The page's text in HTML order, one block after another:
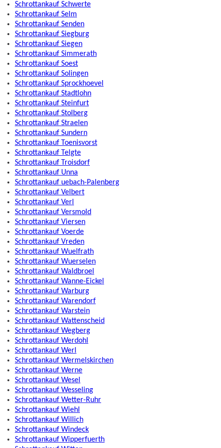
Schrottankauf Schwerte
Schrottankauf Selm
Schrottankauf Senden
Schrottankauf Siegburg
Schrottankauf Siegen
Schrottankauf Simmerath
Schrottankauf Soest
Schrottankauf Solingen
Schrottankauf Sprockhoevel
Schrottankauf Stadtlohn
Schrottankauf Steinfurt
Schrottankauf Stolberg
Schrottankauf Straelen
Schrottankauf Sundern
Schrottankauf Toenisvorst
Schrottankauf Telgte
Schrottankauf Troisdorf
Schrottankauf Unna
Schrottankauf uebach-Palenberg
Schrottankauf Velbert
Schrottankauf Verl
Schrottankauf Versmold
Schrottankauf Viersen
Schrottankauf Voerde
Schrottankauf Vreden
Schrottankauf Wuelfrath
Schrottankauf Wuerselen
Schrottankauf Waldbroel
Schrottankauf Wanne-Eickel
Schrottankauf Warburg
Schrottankauf Warendorf
Schrottankauf Warstein
Schrottankauf Wattenscheid
Schrottankauf Wegberg
Schrottankauf Werdohl
Schrottankauf Werl
Schrottankauf Wermelskirchen
Schrottankauf Werne
Schrottankauf Wesel
Schrottankauf Wesseling
Schrottankauf Wetter-Ruhr
Schrottankauf Wiehl
Schrottankauf Willich
Schrottankauf Windeck
Schrottankauf Wipperfuerth